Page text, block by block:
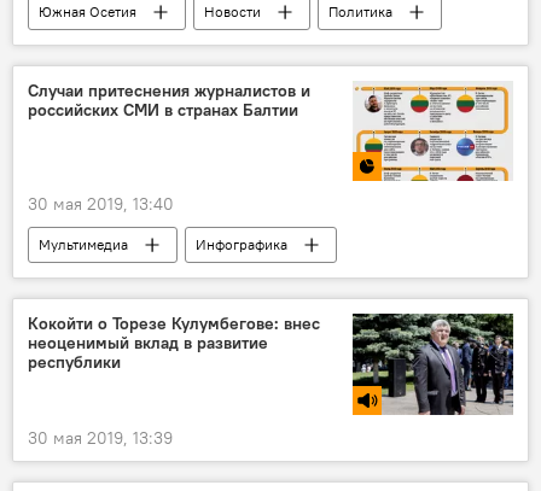
Южная Осетия Новости
Политика
Выборы
Случаи притеснения журналистов и
российских СМИ в странах Балтии
30 мая 2019, 13:40
Мультимедиа Инфографика
Кокойти о Торезе Кулумбегове: внес
неоценимый вклад в развитие
республики
30 мая 2019, 13:39